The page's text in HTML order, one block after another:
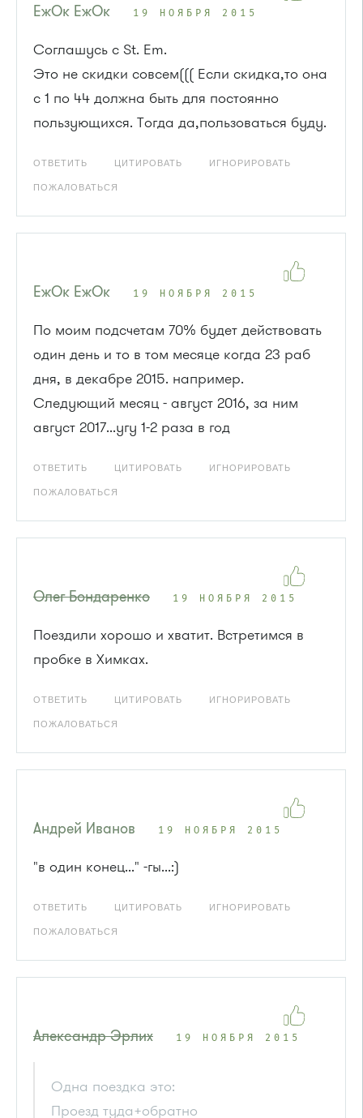
ЕжОк ЕжОк 19 НОЯБРЯ 2015
Соглашусь с St. Em.
Это не скидки совсем((( Если скидка,то она
с 1 по 44 должна быть для постоянно
пользующихся. Тогда да,пользоваться буду.
ОТВЕТИТЬ ЦИТИРОВАТЬ ИГНОРИРОВАТЬ
ПОЖАЛОВАТЬСЯ
ЕжОк ЕжОк 19 НОЯБРЯ 2015
По моим подсчетам 70% будет действовать
один день и то в том месяце когда 23 раб
дня, в декабре 2015. например.
Следующий месяц - август 2016, за ним
август 2017...угу 1-2 раза в год
ОТВЕТИТЬ ЦИТИРОВАТЬ ИГНОРИРОВАТЬ
ПОЖАЛОВАТЬСЯ
Олег Бондаренко 19 НОЯБРЯ 2015
Поездили хорошо и хватит. Встретимся в
пробке в Химках.
ОТВЕТИТЬ ЦИТИРОВАТЬ ИГНОРИРОВАТЬ
ПОЖАЛОВАТЬСЯ
Андрей Иванов 19 НОЯБРЯ 2015
"в один конец..." -гы...:)
ОТВЕТИТЬ ЦИТИРОВАТЬ ИГНОРИРОВАТЬ
ПОЖАЛОВАТЬСЯ
Александр Эрлих 19 НОЯБРЯ 2015
Одна поездка это:
Проезд туда+обратно